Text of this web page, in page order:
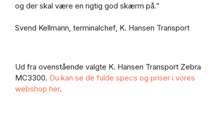
og der skal være en rigtig god skærm på.”
Svend Kellmann, terminalchef, K. Hansen Transport
Ud fra ovenstående valgte K. Hansen Transport Zebra
MC3300. Du kan se de fulde specs og priser i vores
webshop her.